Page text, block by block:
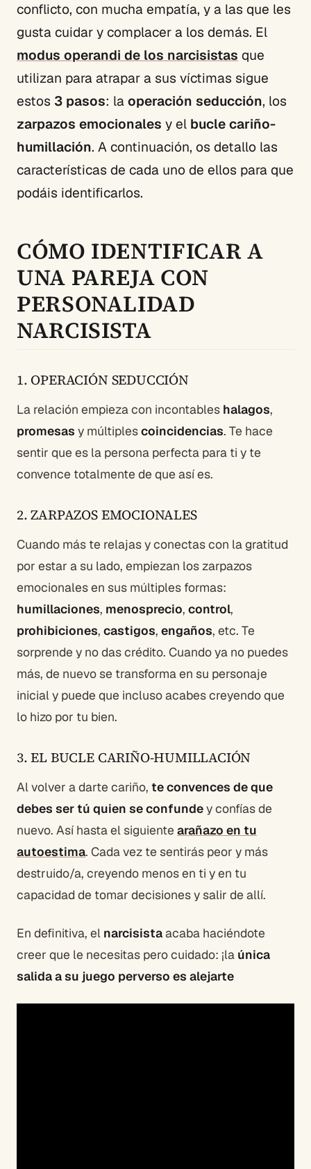
conflicto, con mucha empatía, y a las que les
gusta cuidar y complacer a los demás. El
modus operandi de los narcisistas que
utilizan para atrapar a sus víctimas sigue
estos 3 pasos: la operación seducción, los
zarpazos emocionales y el bucle cariño-
humillación. A continuación, os detallo las
características de cada uno de ellos para que
podáis identificarlos.
CÓMO IDENTIFICAR A
UNA PAREJA CON
PERSONALIDAD
NARCISISTA
1. OPERACIÓN SEDUCCIÓN
La relación empieza con incontables halagos,
promesas y múltiplescoincidencias. Te hace
sentir que es la persona perfecta para ti y te
convence totalmente de que así es.
2. ZARPAZOS EMOCIONALES
Cuando más te relajas y conectas con la gratitud
por estar a su lado, empiezan los zarpazos
emocionales en sus múltiples formas:
humillaciones, menosprecio, control,
prohibiciones, castigos, engaños, etc. Te
sorprende y no das crédito. Cuando ya no puedes
más, de nuevo se transforma en su personaje
inicial y puede que incluso acabes creyendo que
lo hizo por tu bien.
3. EL BUCLE CARIÑO-HUMILLACIÓN
Al volver a darte cariño, te convences de que
debes ser tú quien se confundey confías de
nuevo. Así hasta el siguiente arañazo en tu
autoestima. Cada vez te sentirás peor y más
destruido/a, creyendo menos en ti y en tu
capacidad de tomar decisiones y salir de allí.
En definitiva, el narcisistaacaba haciéndote
creer que le necesitas pero cuidado: ¡la única
salida a su juego perverso es alejarte